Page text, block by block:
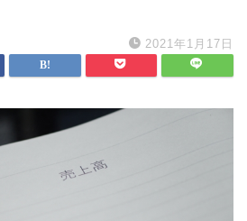
2021年1月17日